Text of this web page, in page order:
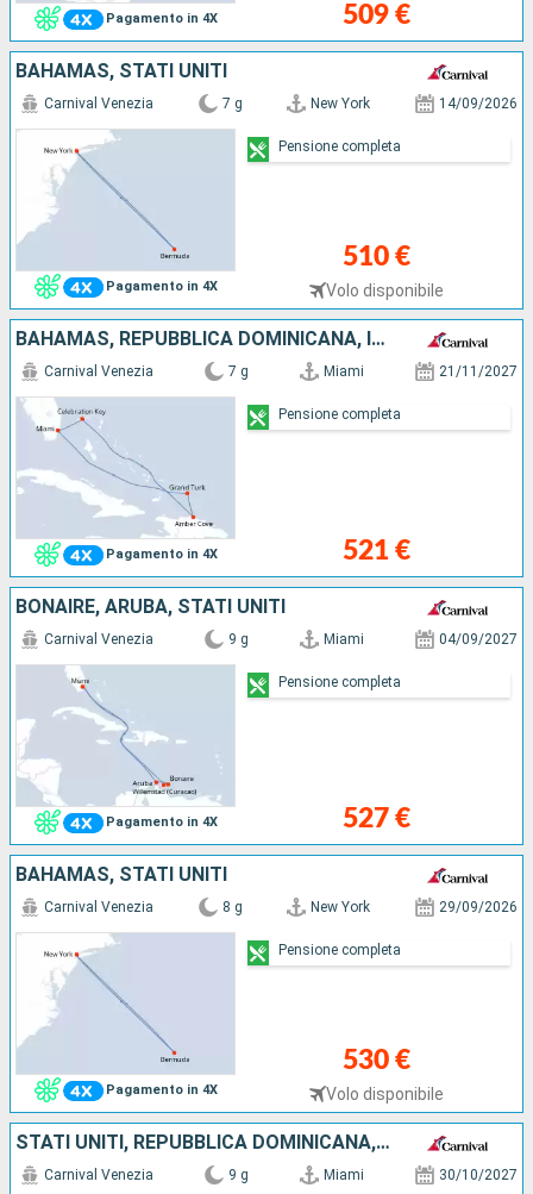
Pagamento in 4X 509 €
BAHAMAS, STATI UNITI
Pagamento in 4X
Carnival Venezia 7 g New York 14/09/2026
510 €
Volo disponibile
Pensione completa
BAHAMAS, REPUBBLICA DOMINICANA, ISOLE TURKS E CAICOS, STATI UNITI
Pagamento in 4X
Carnival Venezia 7 g Miami 21/11/2027
521 €
Pensione completa
BONAIRE, ARUBA, STATI UNITI
Pagamento in 4X
Carnival Venezia 9 g Miami 04/09/2027
527 €
Pensione completa
BAHAMAS, STATI UNITI
Pagamento in 4X
Carnival Venezia 8 g New York 29/09/2026
530 €
Volo disponibile
Pensione completa
STATI UNITI, REPUBBLICA DOMINICANA, BONAIRE, ARUBA
Carnival Venezia 9 g Miami 30/10/2027